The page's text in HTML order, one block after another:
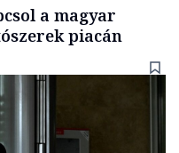
a magyar
piacán